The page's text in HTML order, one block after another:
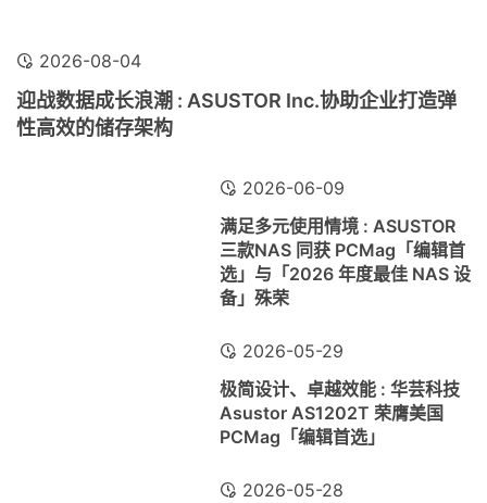
2026-08-04
迎战数据成长浪潮 : ASUSTOR Inc.协助企业打造弹
性高效的储存架构
2026-06-09
满足多元使用情境 : ASUSTOR
三款NAS 同获 PCMag「编辑首
选」与「2026 年度最佳 NAS 设
备」殊荣
2026-05-29
极简设计、卓越效能 : 华芸科技
Asustor AS1202T 荣膺美国
PCMag「编辑首选」
2026-05-28